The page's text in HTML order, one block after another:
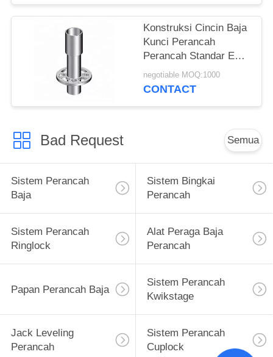
Konstruksi Cincin Baja
Kunci Perancah
Perancah Standar EN
BS12810
negotiable MOQ:1000
CONTACT
Bad Request Semua
Sistem Perancah
Baja
Sistem Bingkai
Perancah
Sistem Perancah
Ringlock
Alat Peraga Baja
Perancah
Papan Perancah Baja
Sistem Perancah
Kwikstage
Jack Leveling
Perancah
Sistem Perancah
Cuplock